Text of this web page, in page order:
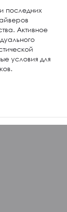
последних
Активное
условия для